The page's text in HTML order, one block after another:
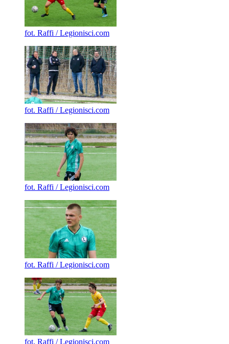
fot. Raffi / Legionisci.com
fot. Raffi / Legionisci.com
fot. Raffi / Legionisci.com
fot. Raffi / Legionisci.com
fot. Raffi / Legionisci.com